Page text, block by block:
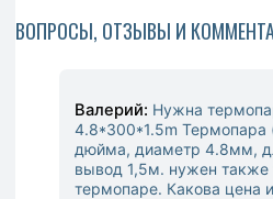
ВОПРОСЫ, ОТЗЫВЫ И
Валерий: Нужна
4.8*300*1.5m Термопара
дюйма, диаметр 4.8мм,
вывод 1,5м. нужен также
термопаре. Какова цена